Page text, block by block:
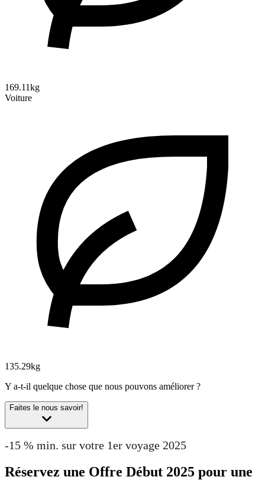
169.11kg
Voiture
135.29kg
Y a-t-il quelque chose que nous pouvons améliorer ?
Faites le nous savoir!
-15 % min. sur votre 1er voyage 2025
Réservez une Offre Début 2025 pour une